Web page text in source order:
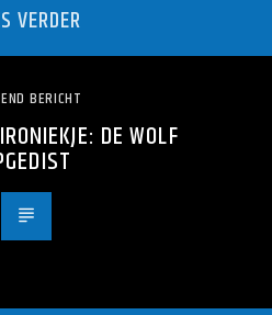
VERDER
BERICHT
DE WOLF